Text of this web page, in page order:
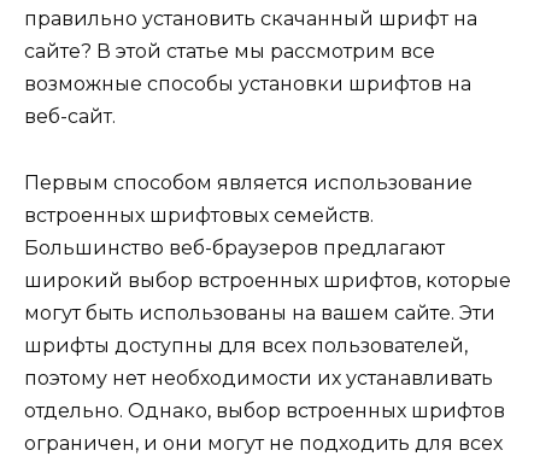
правильно установить скачанный шрифт на
сайте? В этой статье мы рассмотрим все
возможные способы установки шрифтов на
веб-сайт.
Первым способом является использование
встроенных шрифтовых семейств.
Большинство веб-браузеров предлагают
широкий выбор встроенных шрифтов, которые
могут быть использованы на вашем сайте. Эти
шрифты доступны для всех пользователей,
поэтому нет необходимости их устанавливать
отдельно. Однако, выбор встроенных шрифтов
ограничен, и они могут не подходить для всех